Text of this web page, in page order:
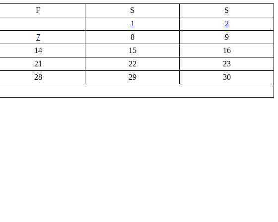
F S
S
1
2
7 8
9
14 15
16
21 22
23
28 29
30